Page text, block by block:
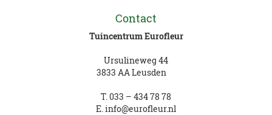
Contact
Tuincentrum Eurofleur
Ursulineweg 44
3833 AA Leusden
T. 033 – 434 78 78
E. info@eurofleur.nl